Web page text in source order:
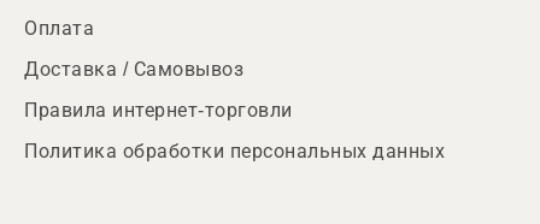
Оплата
Доставка / Самовывоз
Правила интернет-торговли
Политика обработки персональных данных